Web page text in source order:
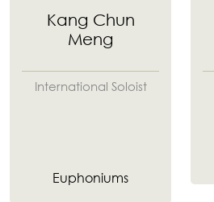
Kang Chun
Meng
International Soloist
Euphoniums